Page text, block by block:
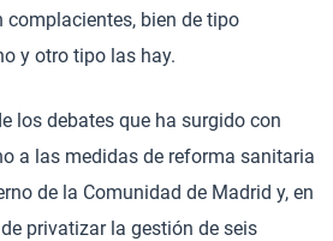
complacientes, bien de tipo
y otro tipo las hay.
los debates que ha surgido con
a las medidas de reforma sanitaria
de la Comunidad de Madrid y, en
privatizar la gestión de seis